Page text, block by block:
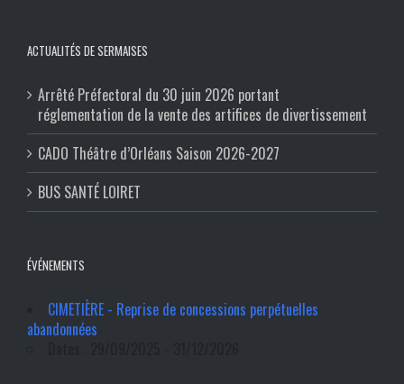
ACTUALITÉS DE SERMAISES
Arrêté Préfectoral du 30 juin 2026 portant
réglementation de la vente des artifices de divertissement
CADO Théâtre d’Orléans Saison 2026-2027
BUS SANTÉ LOIRET
ÉVÉNEMENTS
CIMETIÈRE - Reprise de concessions perpétuelles
abandonnées